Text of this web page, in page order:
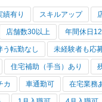
績有り スキルアップ
店舗数30以上 年間休日
う転勤なし 未経験者も応
住宅補助（手当）あり
カ 車通勤可 在宅業務